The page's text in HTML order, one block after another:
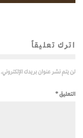
اترك تعليقاً
لن يتم نشر عنوان بريدك الإلكتروني.
التعليق*